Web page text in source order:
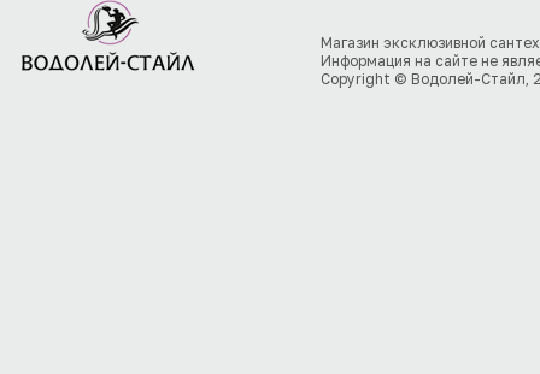
Магазин эксклюзивной
Информация на сайте не
Copyright © Водолей-Стайл,